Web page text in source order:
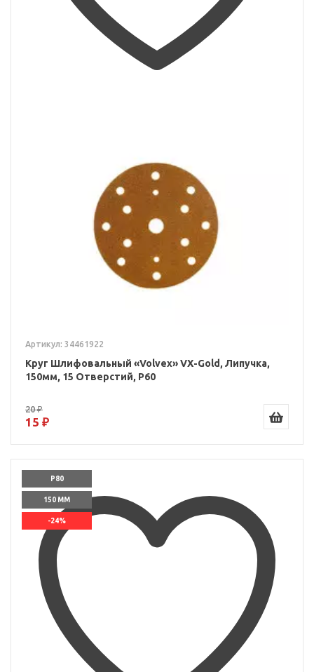
Артикул: 34461922
Круг Шлифовальный «Volvex» VX-Gold, Липучка,
150мм, 15 Отверстий, P60
20 ₽
15 ₽
P80
150 ММ
-24%